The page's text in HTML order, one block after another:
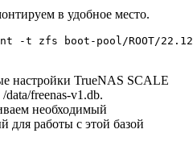
в удобное место.
-t zfs boot-pool/ROOT/
настройки TrueNAS SCALE
freenas-v1.db.
необходимый
для работы с этой базой